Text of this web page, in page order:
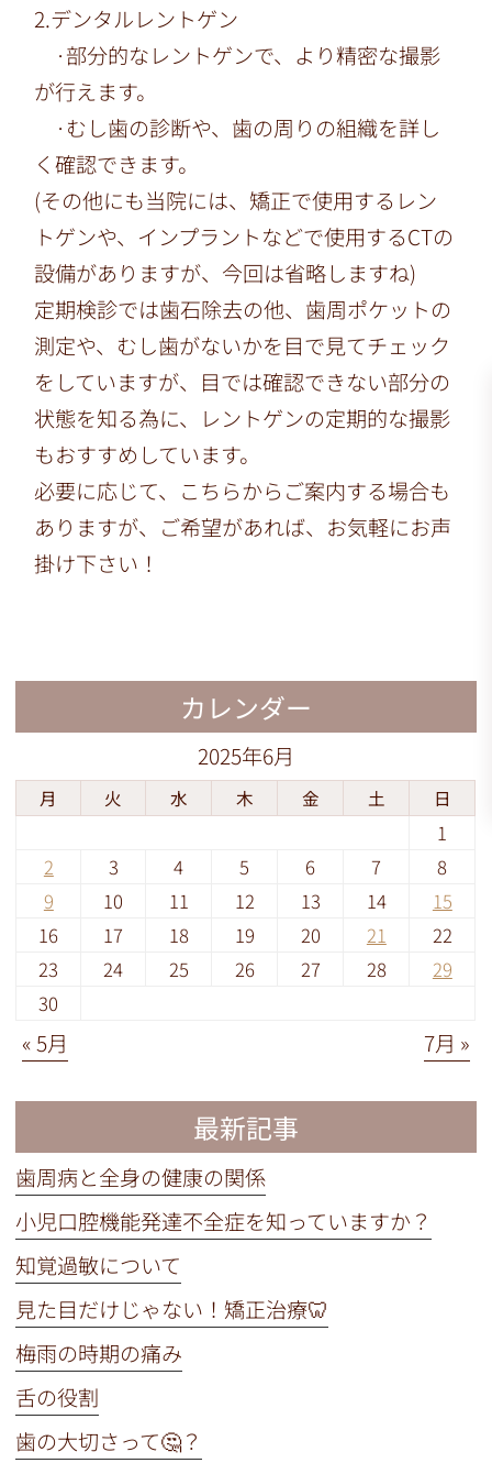
2.デンタルレントゲン
·部分的なレントゲンで、より精密な撮影
が行えます。
·むし歯の診断や、歯の周りの組織を詳し
く確認できます。
(その他にも当院には、矯正で使用するレン
トゲンや、インプラントなどで使用するCTの
設備がありますが、今回は省略しますね)
定期検診では歯石除去の他、歯周ポケットの
測定や、むし歯がないかを目で見てチェック
をしていますが、目では確認できない部分の
状態を知る為に、レントゲンの定期的な撮影
もおすすめしています。
必要に応じて、こちらからご案内する場合も
ありますが、ご希望があれば、お気軽にお声
掛け下さい！
カレンダー
2025年6月
月 火 水 木 金 土 日
1
2
3 4 5 6 7
8
9
10 11 12 13 14
15
16
17 18 19 20 21
22
23
24 25 26 27 28
29
30
« 5月 7月 »
最新記事
歯周病と全身の健康の関係
小児口腔機能発達不全症を知っていますか？
知覚過敏について
見た目だけじゃない！矯正治療🦷
梅雨の時期の痛み
舌の役割
歯の大切さって🤔？